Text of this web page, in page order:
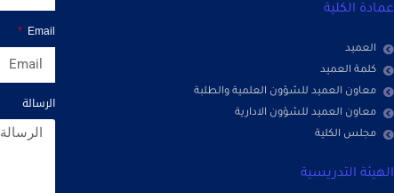
عمادة الكلية
العميد
كلمة العميد
معاون العميد للشؤون العلمية والطلبة
معاون العميد للشؤون الادارية
مجلس الكلية
الهيئة التدريسية
Email
الرسالة